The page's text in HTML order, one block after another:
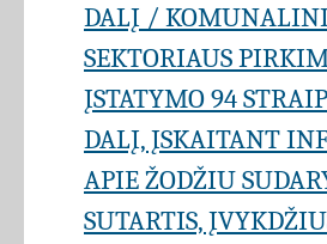
DALĮ /
SEKTORIAUS
ĮSTATYMO 94
DALĮ, ĮSKAITANT
APIE ŽODŽIU
SUTARTIS,